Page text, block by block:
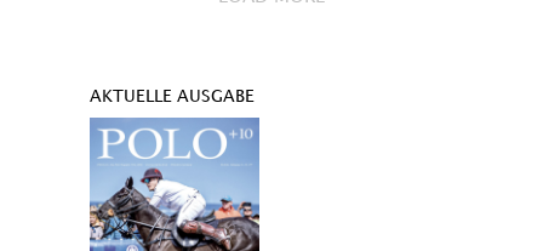
AKTUELLE AUSGABE